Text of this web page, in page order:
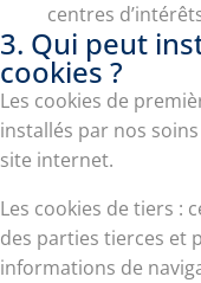
centres
3. Qui peut
cookies ?
Les cookies de
installés par nos
site internet.
Les cookies de tiers :
des parties tierces et
informations de